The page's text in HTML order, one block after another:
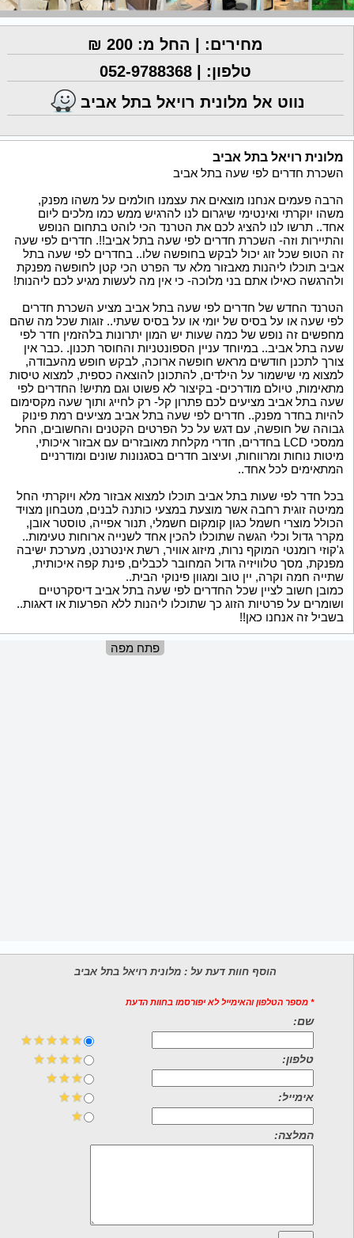
מחירים: | החל מ: 200 ₪
טלפון: | 052-9788368
נווט אל מלונית רויאל בתל אביב
מלונית רויאל בתל אביב
השכרת חדרים לפי שעה בתל אביב
הרבה פעמים אנחנו מוצאים את עצמנו חולמים על משהו מפנק,
משהו יוקרתי ואינטימי שיגרום לנו להרגיש ממש כמו מלכים ליום
אחד.. תרשו לנו להציג לכם את הטרנד הכי לוהט בתחום הנופש
והתיירות וזה- השכרת חדרים לפי שעה בתל אביב!!. חדרים לפי שעה
זה הטופ שכל זוג יכול לבקש בחופשה שלו.. בחדרים לפי שעה בתל
אביב תוכלו ליהנות מאבזור מלא עד הפרט הכי קטן לחופשה מפנקת
ולהרגשה כאילו אתם בני מלוכה- כי אין מה לעשות מגיע לכם ליהנות!
הטרנד החדש של חדרים לפי שעה בתל אביב מציע השכרת חדרים
לפי שעה או על בסיס של יומי או על בסיס שעתי.. זוגות שכל מה שהם
מחפשים זה נופש של כמה שעות יש המון יתרונות בלהזמין חדר לפי
שעה בתל אביב.. במיוחד עניין הספונטניות והחוסר תכנון. .כבר אין
צורך לתכנן חודשים מראש חופשה ארוכה, לבקש חופש מהעבודה,
למצוא מי שישמור על הילדים, להתכונן להוצאה כספית, למצוא טיסות
מתאימות, טיולם מודרכים- בקיצור לא פשוט וגם מתיש! החדרים לפי
שעה בתל אביב מציעים לכם פתרון קל- רק לחייג ותוך שעה מקסימום
להיות בחדר מפנק.. חדרים לפי שעה בתל אביב מציעים רמת פינוק
גבוהה של חופשה, עם דגש על כל הפרטים הקטנים והחשובים, החל
ממסכי LCD בחדרים, חדרי מקלחת מאובזרים עם אבזור איכותי,
מיטות נוחות ומרווחות, ועיצוב חדרים בסגנונות שונים ומודרניים
המתאימים לכל אחד..
בכל חדר לפי שעות בתל אביב תוכלו למצוא אבזור מלא ויוקרתי החל
ממיטה זוגית רחבה אשר מוצעת במצעי כותנה לבנים, מטבחון מצויד
הכולל מוצרי חשמל כגון קומקום חשמלי, תנור אפייה, טוסטר אובן,
מקרר גדול וכלי הגשה שתוכלו להכין אחד לשנייה ארוחות טעימות..
ג'קוזי רומנטי המוקף נרות, מיזוג אוויר, רשת אינטרנט, מערכת ישיבה
מפנקת, מסך טלוויזיה גדול המחובר לכבלים, פינת קפה איכותית,
שתייה חמה וקרה, יין טוב ומגוון פינוקי הבית..
כמובן חשוב לציין שכל החדרים לפי שעה בתל אביב דיסקרטיים
ושומרים על פרטיות הזוג כך שתוכלו ליהנות ללא הפרעות או דאגות..
בשביל זה אנחנו כאן!!
פתח מפה
הוסף חוות דעת על : מלונית רויאל בתל אביב
* מספר הטלפון והאימייל לא יפורסמו בחוות הדעת
שם:
טלפון:
אימייל:
המלצה: